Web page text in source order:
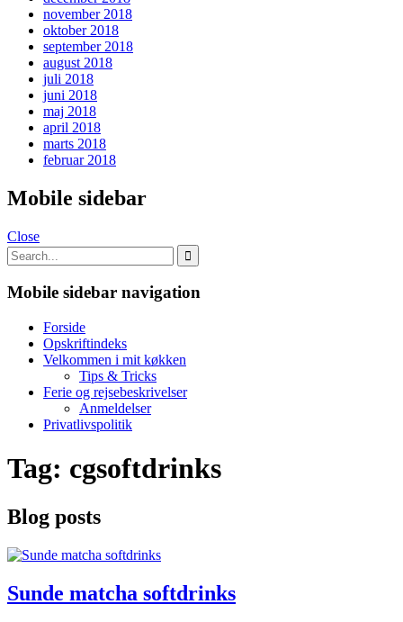
november 2018
oktober 2018
september 2018
august 2018
juli 2018
juni 2018
maj 2018
april 2018
marts 2018
februar 2018
Mobile sidebar
Close
Mobile sidebar navigation
Forside
Opskriftindeks
Velkommen i mit køkken
Tips & Tricks
Ferie og rejsebeskrivelser
Anmeldelser
Privatlivspolitik
Tag: cgsoftdrinks
Blog posts
Sunde matcha softdrinks